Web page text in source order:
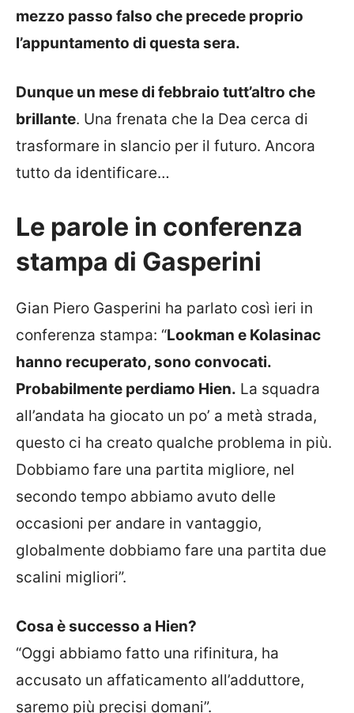
mezzo passo falso che precede proprio
l’appuntamento di questa sera.
Dunque un mese di febbraio tutt’altro che
brillante. Una frenata che la Dea cerca di
trasformare in slancio per il futuro. Ancora
tutto da identificare…
Le parole in conferenza
stampa di Gasperini
Gian Piero Gasperini ha parlato così ieri in
conferenza stampa: “Lookman e Kolasinac
hanno recuperato, sono convocati.
Probabilmente perdiamo Hien. La squadra
all’andata ha giocato un po’ a metà strada,
questo ci ha creato qualche problema in più.
Dobbiamo fare una partita migliore, nel
secondo tempo abbiamo avuto delle
occasioni per andare in vantaggio,
globalmente dobbiamo fare una partita due
scalini migliori”.
Cosa è successo a Hien?
“Oggi abbiamo fatto una rifinitura, ha
accusato un affaticamento all’adduttore,
saremo più precisi domani”.